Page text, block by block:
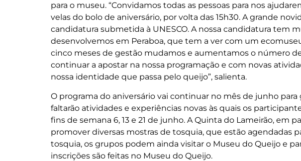
para o museu. “Convidamos todas as pessoas para nos
velas do bolo de aniversário, por volta das 15h30. A grande
candidatura submetida à UNESCO. A nossa candidatura tem
desenvolvemos em Peraboa, que tem a ver com um
cinco meses de gestão mudamos e aumentamos o número
continuar a apostar na nossa programação e com novas
nossa identidade que passa pelo queijo”, salienta.
O programa do aniversário vai continuar no mês de junho
faltarão atividades e experiências novas às quais os
fins de semana 6, 13 e 21 de junho. A Quinta do Lameirão, em
promover diversas mostras de tosquia, que estão agendadas
tosquia, os grupos podem ainda visitar o Museu do Queijo e
inscrições são feitas no Museu do Queijo.